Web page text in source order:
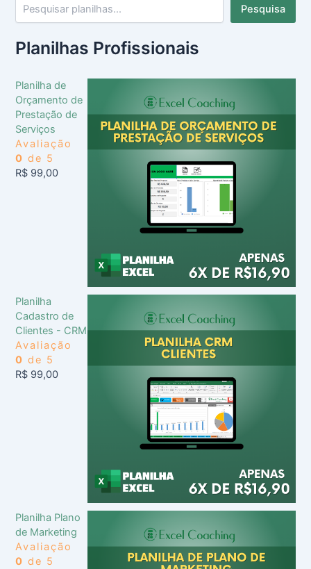
Pesquisa
Planilhas Profissionais
Planilha de
Orçamento de
Prestação de
Serviços
Avaliação
0 de 5
R$ 99,00
Planilha
Cadastro de
Clientes - CRM
Avaliação
0 de 5
R$ 99,00
Planilha Plano
de Marketing
Avaliação
0 de 5